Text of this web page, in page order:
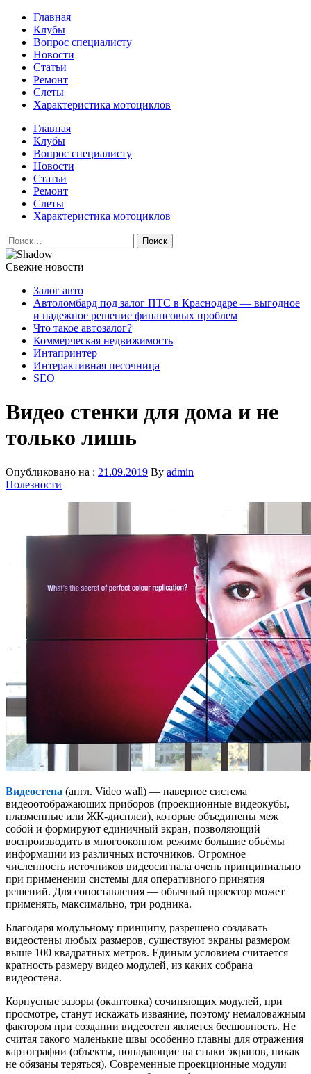
Перейти
содержимому
Главная
Клубы
Вопрос специалисту
Новости
Статьи
Ремонт
Слеты
Характеристика мотоциклов
Авто и мото сайт
Главная
Клубы
Вопрос специалисту
Новости
Статьи
Ремонт
Слеты
Характеристика мотоциклов
Найти:
Свежие новости
Залог авто
Автоломбард под залог ПТС в Краснодаре — выгодное
и надежное решение финансовых проблем
Что такое автозалог?
Коммерческая недвижимость
Интапринтер
Интерактивная песочница
SEO
Видео стенки для дома и не
только лишь
Опубликовано на : 21.09.2019 By admin
Полезности
Видеостена (англ. Video wall) — наверное система
видеоотображающих приборов (проекционные видеокубы,
плазменные или ЖК-дисплеи), которые объединены меж
собой и формируют единичный экран, позволяющий
воспроизводить в многооконном режиме большие объёмы
информации из различных источников. Огромное
численность источников видеосигнала очень принципиально
при применении системы для оперативного принятия
решений. Для сопоставления — обычный проектор может
применять, максимально, три родника.
Благодаря модульному принципу, разрешено создавать
видеостены любых размеров, существуют экраны размером
выше 100 квадратных метров. Единым условием считается
кратность размеру видео модулей, из каких собрана
видеостена.
Корпусные зазоры (окантовка) сочиняющих модулей, при
просмотре, станут искажать изваяние, поэтому немаловажным
фактором при создании видеостен является бесшовность. Не
считая такого маленькие швы особенно главны для отражения
картографии (объекты, попадающие на стыки экранов, никак
не обязаны теряться). Современные проекционные модули